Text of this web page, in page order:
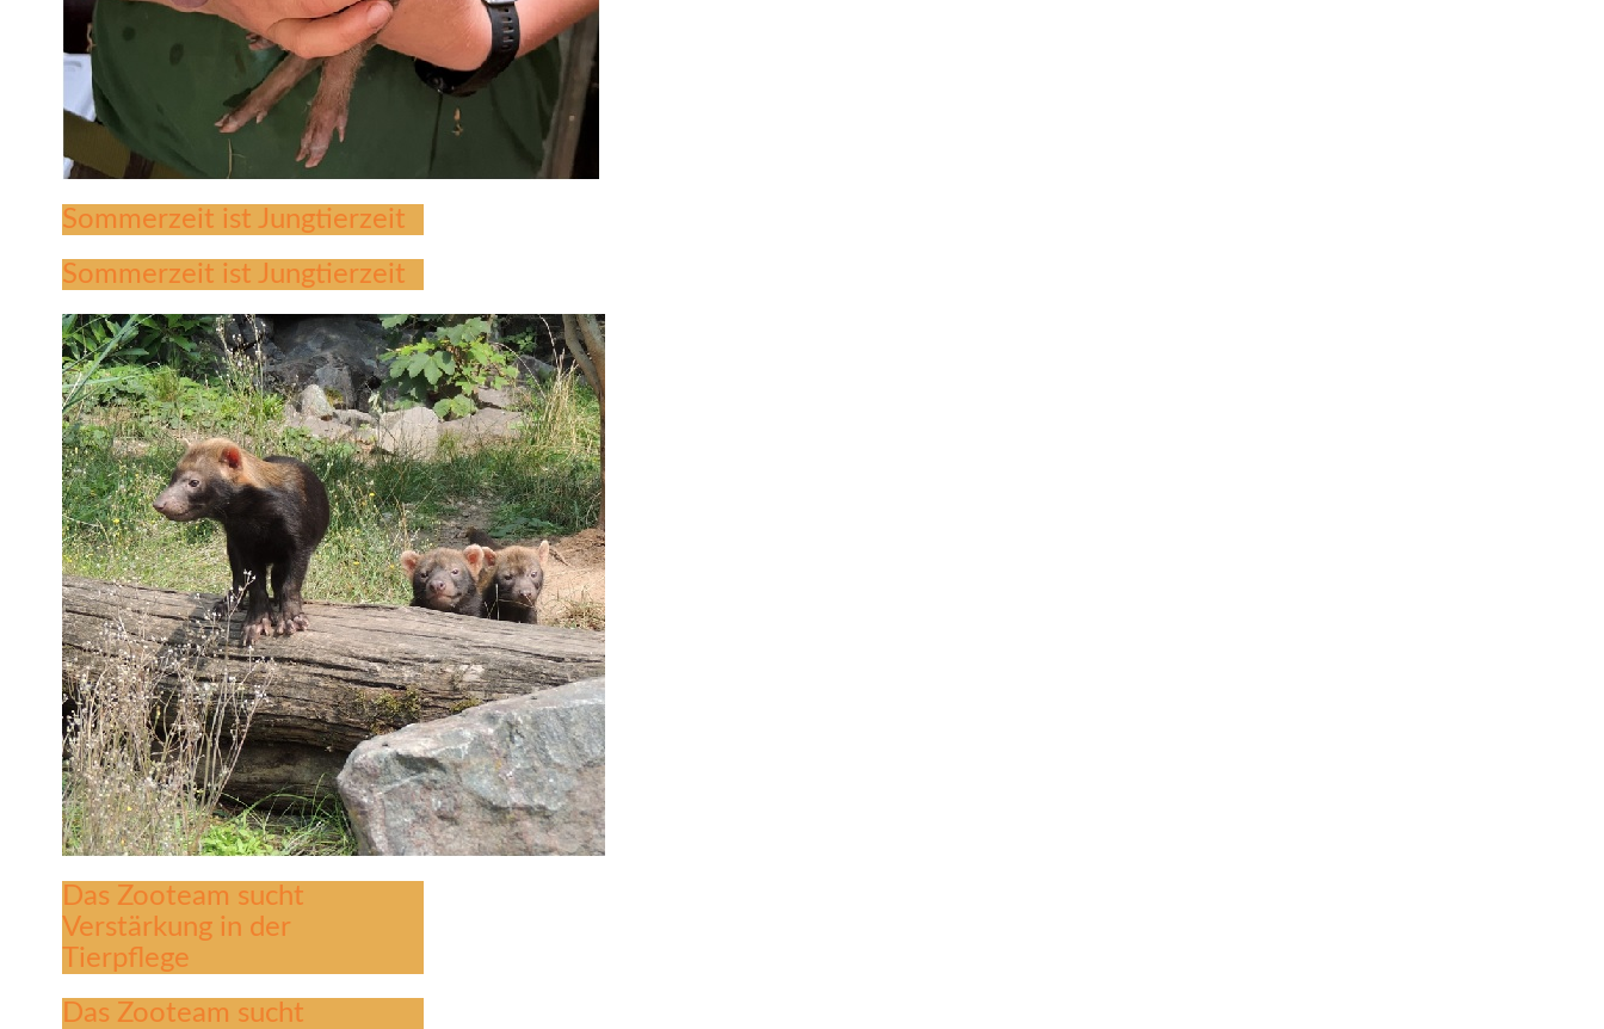
Sommerzeit ist Jungtierzeit
Sommerzeit ist Jungtierzeit
Das Zooteam sucht
Verstärkung in der
Tierpflege
Das Zooteam sucht